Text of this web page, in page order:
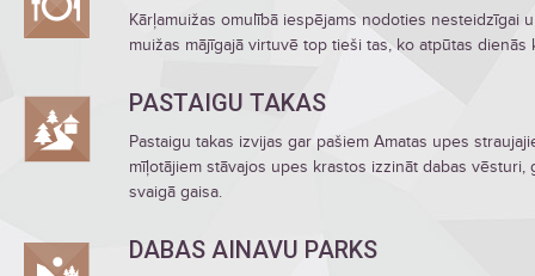
Kārļamuižas omulībā iespējams nodoties nesteidzīgai
muižas mājīgajā virtuvē top tieši tas, ko atpūtas dienās
PASTAIGU TAKAS
Pastaigu takas izvijas gar pašiem Amatas upes
mīļotājiem stāvajos upes krastos izzināt dabas
svaigā gaisa.
DABAS AINAVU PARKS